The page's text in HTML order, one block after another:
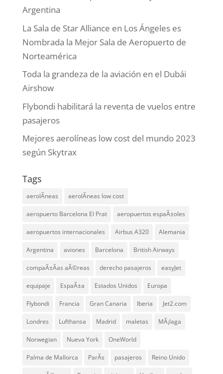
Argentina
La Sala de Star Alliance en Los Ángeles es
Nombrada la Mejor Sala de Aeropuerto de
Norteamérica
Toda la grandeza de la aviación en el Dubái
Airshow
Flybondi habilitará la reventa de vuelos entre
pasajeros
Mejores aerolíneas low cost del mundo 2023
según Skytrax
Tags
aerolÃ­neas aerolÃ­neas low cost
aeropuerto Barcelona El Prat aeropuertos espaÃ±oles
aeropuertos internacionales Airbus A320 Alemania
Argentina aviones Barcelona British Airways
compaÃ±Ã­as aÃ©reas derecho pasajeros easyJet
equipaje EspaÃ±a Estados Unidos Europa
Flybondi Francia Gran Canaria Iberia Jet2.com
Londres Lufthansa Madrid maletas MÃ¡laga
Norwegian Nueva York OneWorld
Palma de Mallorca ParÃ­s pasajeros Reino Unido